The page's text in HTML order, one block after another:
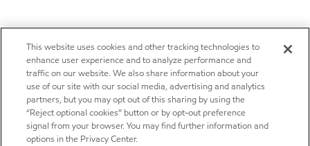
This website uses cookies and other tracking technologies to
enhance user experience and to analyze performance and
traffic on our website. We also share information about your
use of our site with our social media, advertising and analytics
partners, but you may opt out of this sharing by using the
“Reject optional cookies” button or by opt-out preference
signal from your browser. You may find further information and
options in the Privacy Center.